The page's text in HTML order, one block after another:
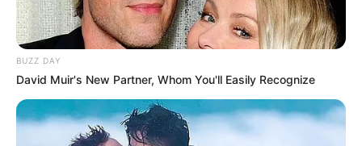
BUZZ DAY
David Muir's New Partner, Whom You'll Easily Recognize